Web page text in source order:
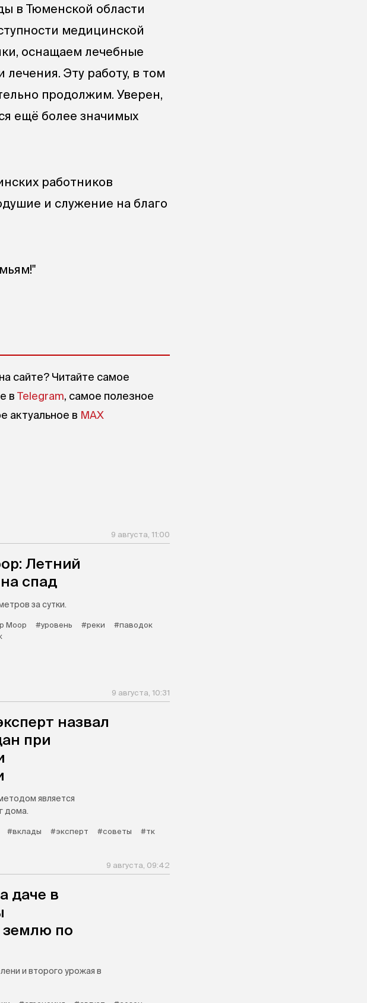
в Тюменской области
медицинской
оснащаем лечебные
Эту работу, в том
продолжим. Уверен,
ещё более значимых
работников
и служение на благо
сайте? Читайте самое
в Telegram, самое полезное
актуальное в MAX
9 августа, 11:00
Летний
спад
за сутки.
Моор #уровень #реки
#паводок
9 августа, 10:31
назвал
при
является
дома.
#вклады #эксперт #советы #тк
9 августа, 09:42
даче в
землю по
и второго урожая в